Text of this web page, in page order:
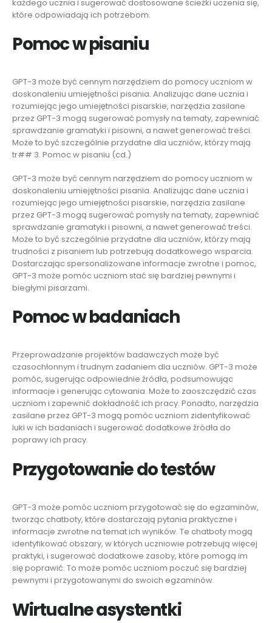
każdego ucznia i sugerować dostosowane ścieżki uczenia się,
które odpowiadają ich potrzebom.
Pomoc w pisaniu
GPT-3 może być cennym narzędziem do pomocy uczniom w
doskonaleniu umiejętności pisania. Analizując dane ucznia i
rozumiejąc jego umiejętności pisarskie, narzędzia zasilane
przez GPT-3 mogą sugerować pomysły na tematy, zapewniać
sprawdzanie gramatyki i pisowni, a nawet generować treści.
Może to być szczególnie przydatne dla uczniów, którzy mają
tr## 3. Pomoc w pisaniu (cd.)
GPT-3 może być cennym narzędziem do pomocy uczniom w
doskonaleniu umiejętności pisania. Analizując dane ucznia i
rozumiejąc jego umiejętności pisarskie, narzędzia zasilane
przez GPT-3 mogą sugerować pomysły na tematy, zapewniać
sprawdzanie gramatyki i pisowni, a nawet generować treści.
Może to być szczególnie przydatne dla uczniów, którzy mają
trudności z pisaniem lub potrzebują dodatkowego wsparcia.
Dostarczając spersonalizowane informacje zwrotne i pomoc,
GPT-3 może pomóc uczniom stać się bardziej pewnymi i
biegłymi pisarzami.
Pomoc w badaniach
Przeprowadzanie projektów badawczych może być
czasochłonnym i trudnym zadaniem dla uczniów. GPT-3 może
pomóc, sugerując odpowiednie źródła, podsumowując
informacje i generując cytowania. Może to zaoszczędzić czas
uczniom i zapewnić dokładność ich pracy. Ponadto, narzędzia
zasilane przez GPT-3 mogą pomóc uczniom zidentyfikować
luki w ich badaniach i sugerować dodatkowe źródła do
poprawy ich pracy.
Przygotowanie do testów
GPT-3 może pomóc uczniom przygotować się do egzaminów,
tworząc chatboty, które dostarczają pytania praktyczne i
informacje zwrotne na temat ich wyników. Te chatboty mogą
identyfikować obszary, w których uczniowie potrzebują więcej
praktyki, i sugerować dodatkowe zasoby, które pomogą im
się poprawić. To może pomóc uczniom poczuć się bardziej
pewnymi i przygotowanymi do swoich egzaminów.
Wirtualne asystentki